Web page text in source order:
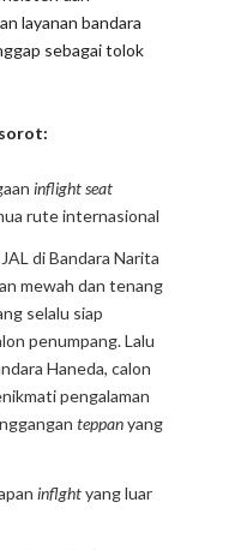
layanan bandara
sebagai tolok
inflight seat
rute internasional
di Bandara Narita
mewah dan tenang
selalu siap
penumpang. Lalu
Haneda, calon
pengalaman
teppanyang
inflghtyang luar